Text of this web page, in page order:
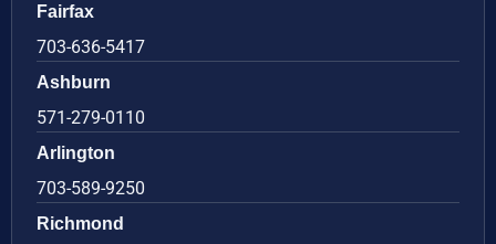
Fairfax
703-636-5417
Ashburn
571-279-0110
Arlington
703-589-9250
Richmond